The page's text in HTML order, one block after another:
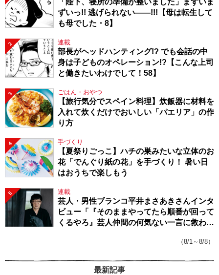
「陛下、寝所の準備が整いました」まずいま
ずいっ!! 逃げられない――!!!【母は転生して
も母でした・8】
2 連載
部長がヘッドハンティング!? でも会話の中
身は子どものオペレーション!?【こんな上司
と働きたいわけでして！58】
3 ごはん・おやつ
【旅行気分でスペイン料理】炊飯器に材料を
入れて炊くだけでおいしい「パエリア」の作
り方
4 手づくり
【夏祭りごっこ】ハチの巣みたいな立体のお
花「でんぐり紙の花」を手づくり！ 暑い日
はおうちで楽しもう
5 連載
芸人・男性ブランコ平井まさあきさんインタ
ビュー「『そのままやってたら順番が回って
くるやろ』芸人仲間の何気ない一言に救われ
（8/1～8/8）
最新記事